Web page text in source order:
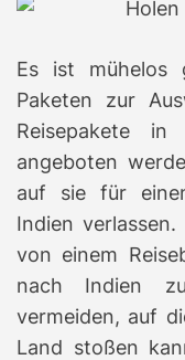
Es ist mühelos
Paketen zur
Reisepakete
angeboten
auf sie für
Indien verlassen.
von einem
nach Indien
vermeiden, auf
Land stoßen